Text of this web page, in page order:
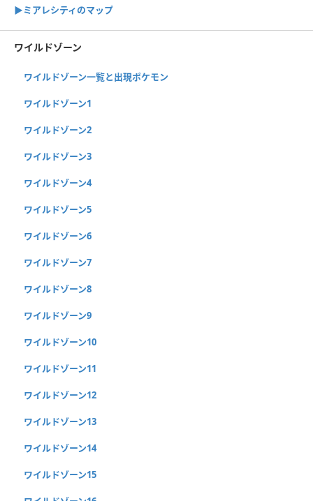
▶︎ミアレシティのマップ
ワイルドゾーン
ワイルドゾーン一覧と出現ポケモン
ワイルドゾーン1
ワイルドゾーン2
ワイルドゾーン3
ワイルドゾーン4
ワイルドゾーン5
ワイルドゾーン6
ワイルドゾーン7
ワイルドゾーン8
ワイルドゾーン9
ワイルドゾーン10
ワイルドゾーン11
ワイルドゾーン12
ワイルドゾーン13
ワイルドゾーン14
ワイルドゾーン15